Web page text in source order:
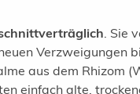
. Sie
Verzweigungen
aus dem Rhizom
einfach alte,